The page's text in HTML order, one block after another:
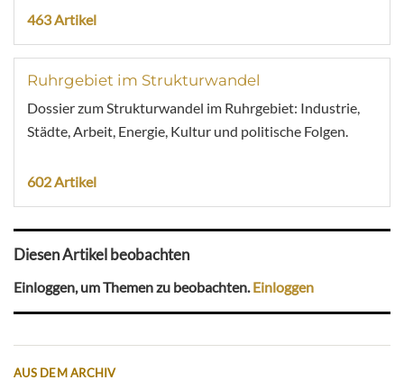
463 Artikel
Ruhrgebiet im Strukturwandel
Dossier zum Strukturwandel im Ruhrgebiet: Industrie,
Städte, Arbeit, Energie, Kultur und politische Folgen.
602 Artikel
Diesen Artikel beobachten
Einloggen, um Themen zu beobachten.Einloggen
AUS DEM ARCHIV